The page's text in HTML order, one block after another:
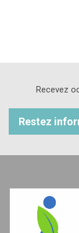
Recevez
Restez